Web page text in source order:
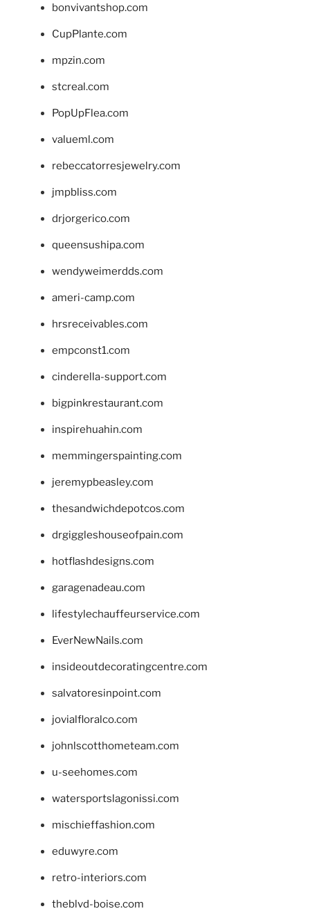
bonvivantshop.com
CupPlante.com
mpzin.com
stcreal.com
PopUpFlea.com
valueml.com
rebeccatorresjewelry.com
jmpbliss.com
drjorgerico.com
queensushipa.com
wendyweimerdds.com
ameri-camp.com
hrsreceivables.com
empconst1.com
cinderella-support.com
bigpinkrestaurant.com
inspirehuahin.com
memmingerspainting.com
jeremypbeasley.com
thesandwichdepotcos.com
drgiggleshouseofpain.com
hotflashdesigns.com
garagenadeau.com
lifestylechauffeurservice.com
EverNewNails.com
insideoutdecoratingcentre.com
salvatoresinpoint.com
jovialfloralco.com
johnlscotthometeam.com
u-seehomes.com
watersportslagonissi.com
mischieffashion.com
eduwyre.com
retro-interiors.com
theblvd-boise.com